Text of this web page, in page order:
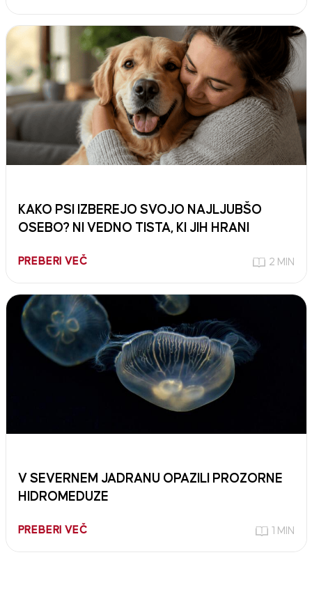
KAKO PSI IZBEREJO SVOJO NAJLJUBŠO
OSEBO? NI VEDNO TISTA, KI JIH HRANI
PREBERI VEČ 2 MIN
V SEVERNEM JADRANU OPAZILI PROZORNE
HIDROMEDUZE
PREBERI VEČ 1 MIN